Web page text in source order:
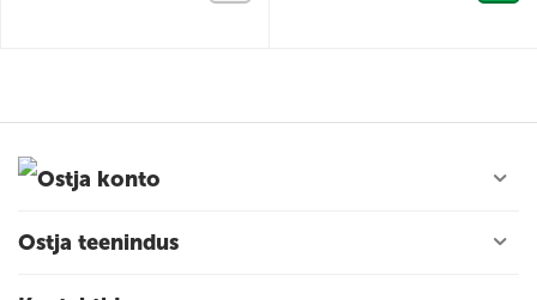
Ostja konto
Ostja teenindus